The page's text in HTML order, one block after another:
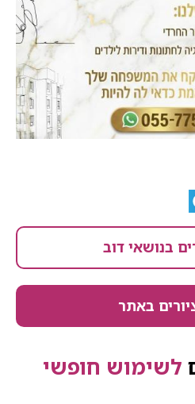
בנושאי דוב
באתר
לשימוש חופשי